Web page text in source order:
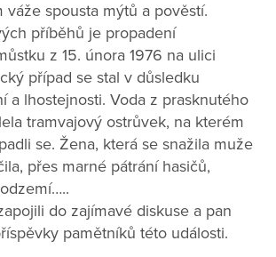
váže spousta mýtů a pověstí.
příběhů je propadení
z 15. února 1976 na ulici
případ se stal v důsledku
a lhostejnosti. Voda z prasknutého
tramvajový ostrůvek, na kterém
se. Žena, která se snažila muže
přes marné pátrání hasičů,
do zajímavé diskuse a pan
pamětníků této události.